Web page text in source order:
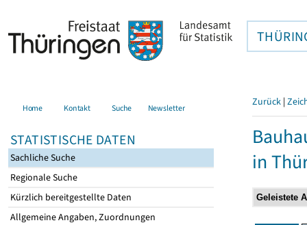
Home Kontakt Suche Newsletter
STATISTISCHE DATEN
Sachliche Suche
Regionale Suche
Kürzlich bereitgestellte Daten
Allgemeine Angaben, Zuordnungen
Zurück |
in